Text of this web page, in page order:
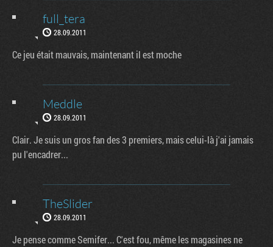
full_tera
28.09.2011
Ce jeu était mauvais, maintenant il est moche
Meddle
28.09.2011
Clair. Je suis un gros fan des 3 premiers, mais celui-là j'ai jamais
pu l'encadrer...
TheSlider
28.09.2011
Je pense comme Semifer... C'est fou, même les magasines ne